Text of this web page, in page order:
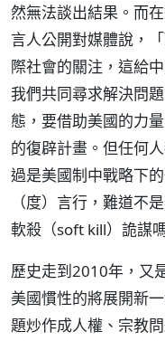
然無法談出結果。而
言人公開對媒體說，
際社會的關注，這給
我們共同尋求解決問
態，要借助美國的力
的復辟計畫。但任何
過是美國制中戰略下
（度）言行，難道不
軟殺（soft kill）詭謀
歷史走到2010年，又
美國慣性的將展開新
題炒作成人權、宗教